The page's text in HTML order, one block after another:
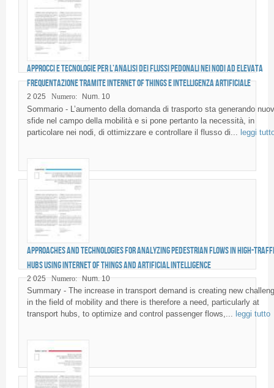
Approcci e tecnologie per l’analisi dei flussi pedonali nei nodi ad elevata
frequentazione tramite Internet of Things e Intelligenza Artificiale
2 025 Numero: Num. 10
Sommario - L’aumento della domanda di trasporto sta generando
sfide nel campo della mobilità e si pone pertanto la necessità, in
particolare nei nodi, di ottimizzare e controllare il flusso di... leggi
Approaches and technologies for analyzing pedestrian flows in high-
hubs using Internet of Things and Artificial Intelligence
2 025 Numero: Num. 10
Summary - The increase in transport demand is creating new
in the field of mobility and there is therefore a need, particularly at
transport hubs, to optimize and control passenger flows,... leggi tutto